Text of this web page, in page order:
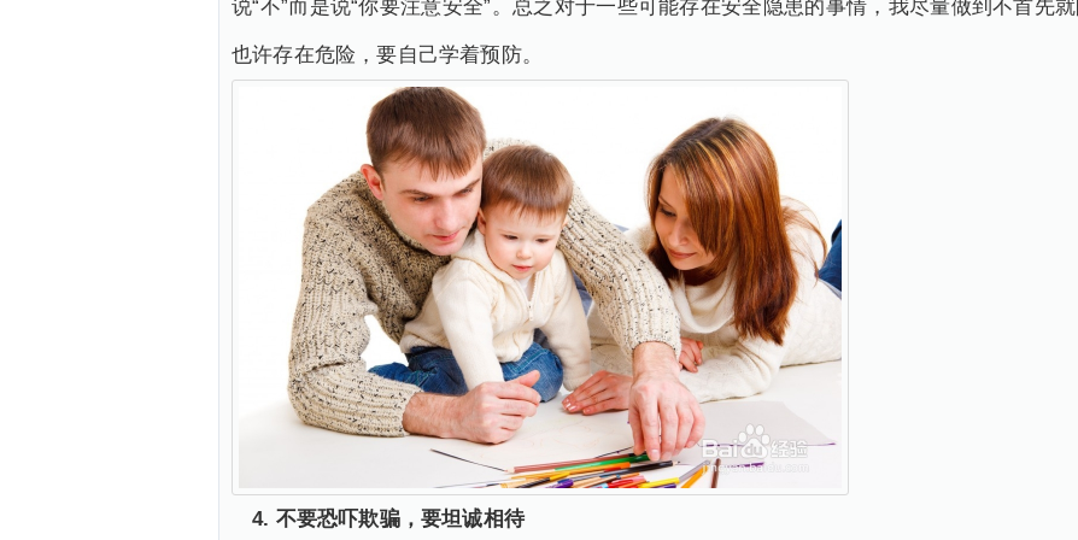
说“不”而是说“你要注意安全”。总之对于一些可能存在安全隐患的事情，我尽量做到不首先
也许存在危险，要自己学着预防。
4. 不要恐吓欺骗，要坦诚相待